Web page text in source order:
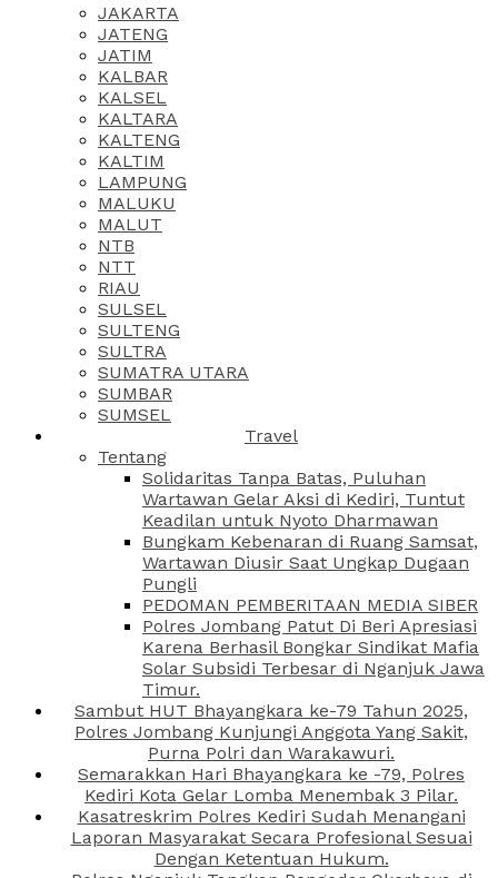
JAKARTA
JATENG
JATIM
KALBAR
KALSEL
KALTARA
KALTENG
KALTIM
LAMPUNG
MALUKU
MALUT
NTB
NTT
RIAU
SULSEL
SULTENG
SULTRA
SUMATRA UTARA
SUMBAR
SUMSEL
Travel
Tentang
Solidaritas Tanpa Batas, Puluhan
Wartawan Gelar Aksi di Kediri, Tuntut
Keadilan untuk Nyoto Dharmawan
Bungkam Kebenaran di Ruang Samsat,
Wartawan Diusir Saat Ungkap Dugaan
Pungli
PEDOMAN PEMBERITAAN MEDIA SIBER
Polres Jombang Patut Di Beri Apresiasi
Karena Berhasil Bongkar Sindikat Mafia
Solar Subsidi Terbesar di Nganjuk Jawa
Timur.
Sambut HUT Bhayangkara ke-79 Tahun 2025,
Polres Jombang Kunjungi Anggota Yang Sakit,
Purna Polri dan Warakawuri.
Semarakkan Hari Bhayangkara ke -79, Polres
Kediri Kota Gelar Lomba Menembak 3 Pilar.
Kasatreskrim Polres Kediri Sudah Menangani
Laporan Masyarakat Secara Profesional Sesuai
Dengan Ketentuan Hukum.